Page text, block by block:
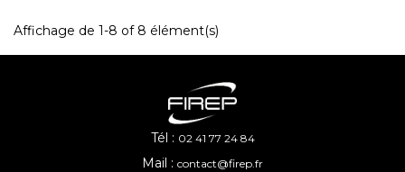
Affichage de 1-8 of 8 élément(s)
Tél : 02 41 77 24 84
Mail : contact@firep.fr